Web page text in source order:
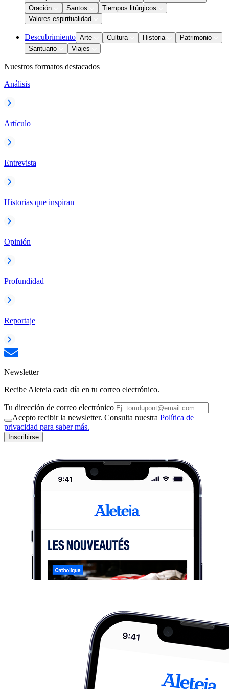
Oración
Santos
Tiempos litúrgicos
Valores espiritualidad
Descubrimiento Arte Cultura Historia
Patrimonio
Santuario
Viajes
Nuestros formatos destacados
Análisis
Artículo
Entrevista
Historias que inspiran
Opinión
Profundidad
Reportaje
Newsletter
Recibe Aleteia cada día en tu correo electrónico.
Tu dirección de correo electrónico
Acepto recibir la newsletter. Consulta nuestra Política de
privacidad para saber más.
Inscribirse